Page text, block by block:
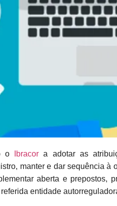
o Ibracor a adotar as
manter e dar sequência à
aberta e prepostos,
entidade